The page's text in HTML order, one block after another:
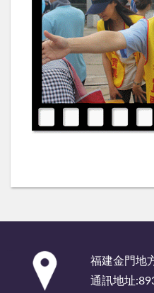
福建金門地
通訊地址